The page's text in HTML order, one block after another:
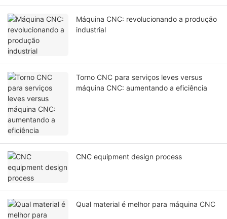
Máquina CNC: revolucionando a produção
industrial
Torno CNC para serviços leves versus
máquina CNC: aumentando a eficiência
CNC equipment design process
Qual material é melhor para máquina CNC